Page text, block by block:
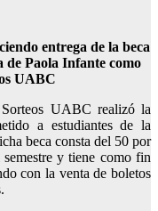
entrega de la beca
Paola Infante como
UABC
UABC realizó la
a estudiantes de la
beca consta del 50 por
y tiene como fin
con la venta de boletos